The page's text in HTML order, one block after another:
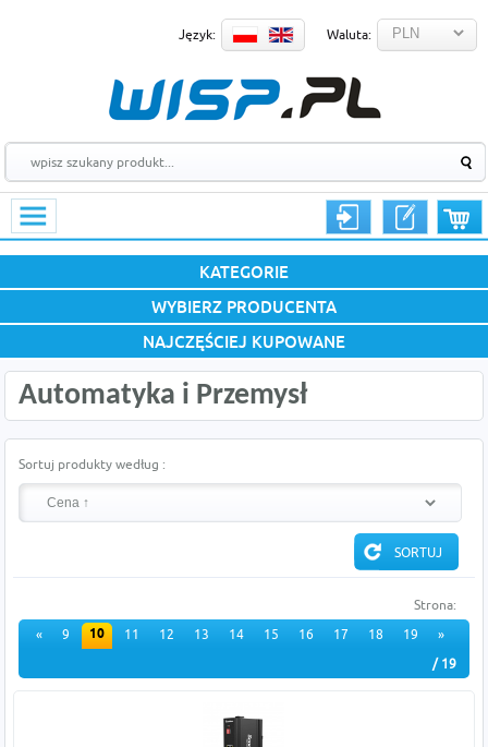
Język: Waluta:
KATEGORIE
WYBIERZ PRODUCENTA
NAJCZĘŚCIEJ KUPOWANE
Automatyka i Przemysł
Sortuj produkty według :
Strona:
«
9 10 11 12 13 14 15 16 17 18 19
»
/ 19